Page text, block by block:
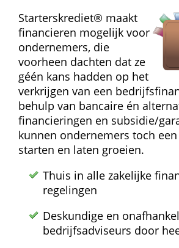
Starterskrediet® maakt
financieren mogelijk voor
ondernemers, die
voorheen dachten dat ze
géén kans hadden op het
verkrijgen van een
behulp van bancaire én
financieringen en subsidie/
kunnen ondernemers toch
starten en laten groeien.
Thuis in alle zakelijke
regelingen
Deskundige en
bedrijfsadviseurs door